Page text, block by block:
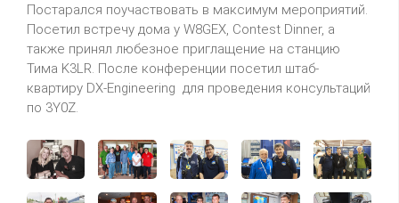
Постарался поучаствовать в максимум мероприятий.
Посетил встречу дома у W8GEX, Contest Dinner, а
также принял любезное приглащение на станцию
Тима K3LR. После конференции посетил штаб-
квартиру DX-Engineering для проведения консультаций
по 3Y0Z.